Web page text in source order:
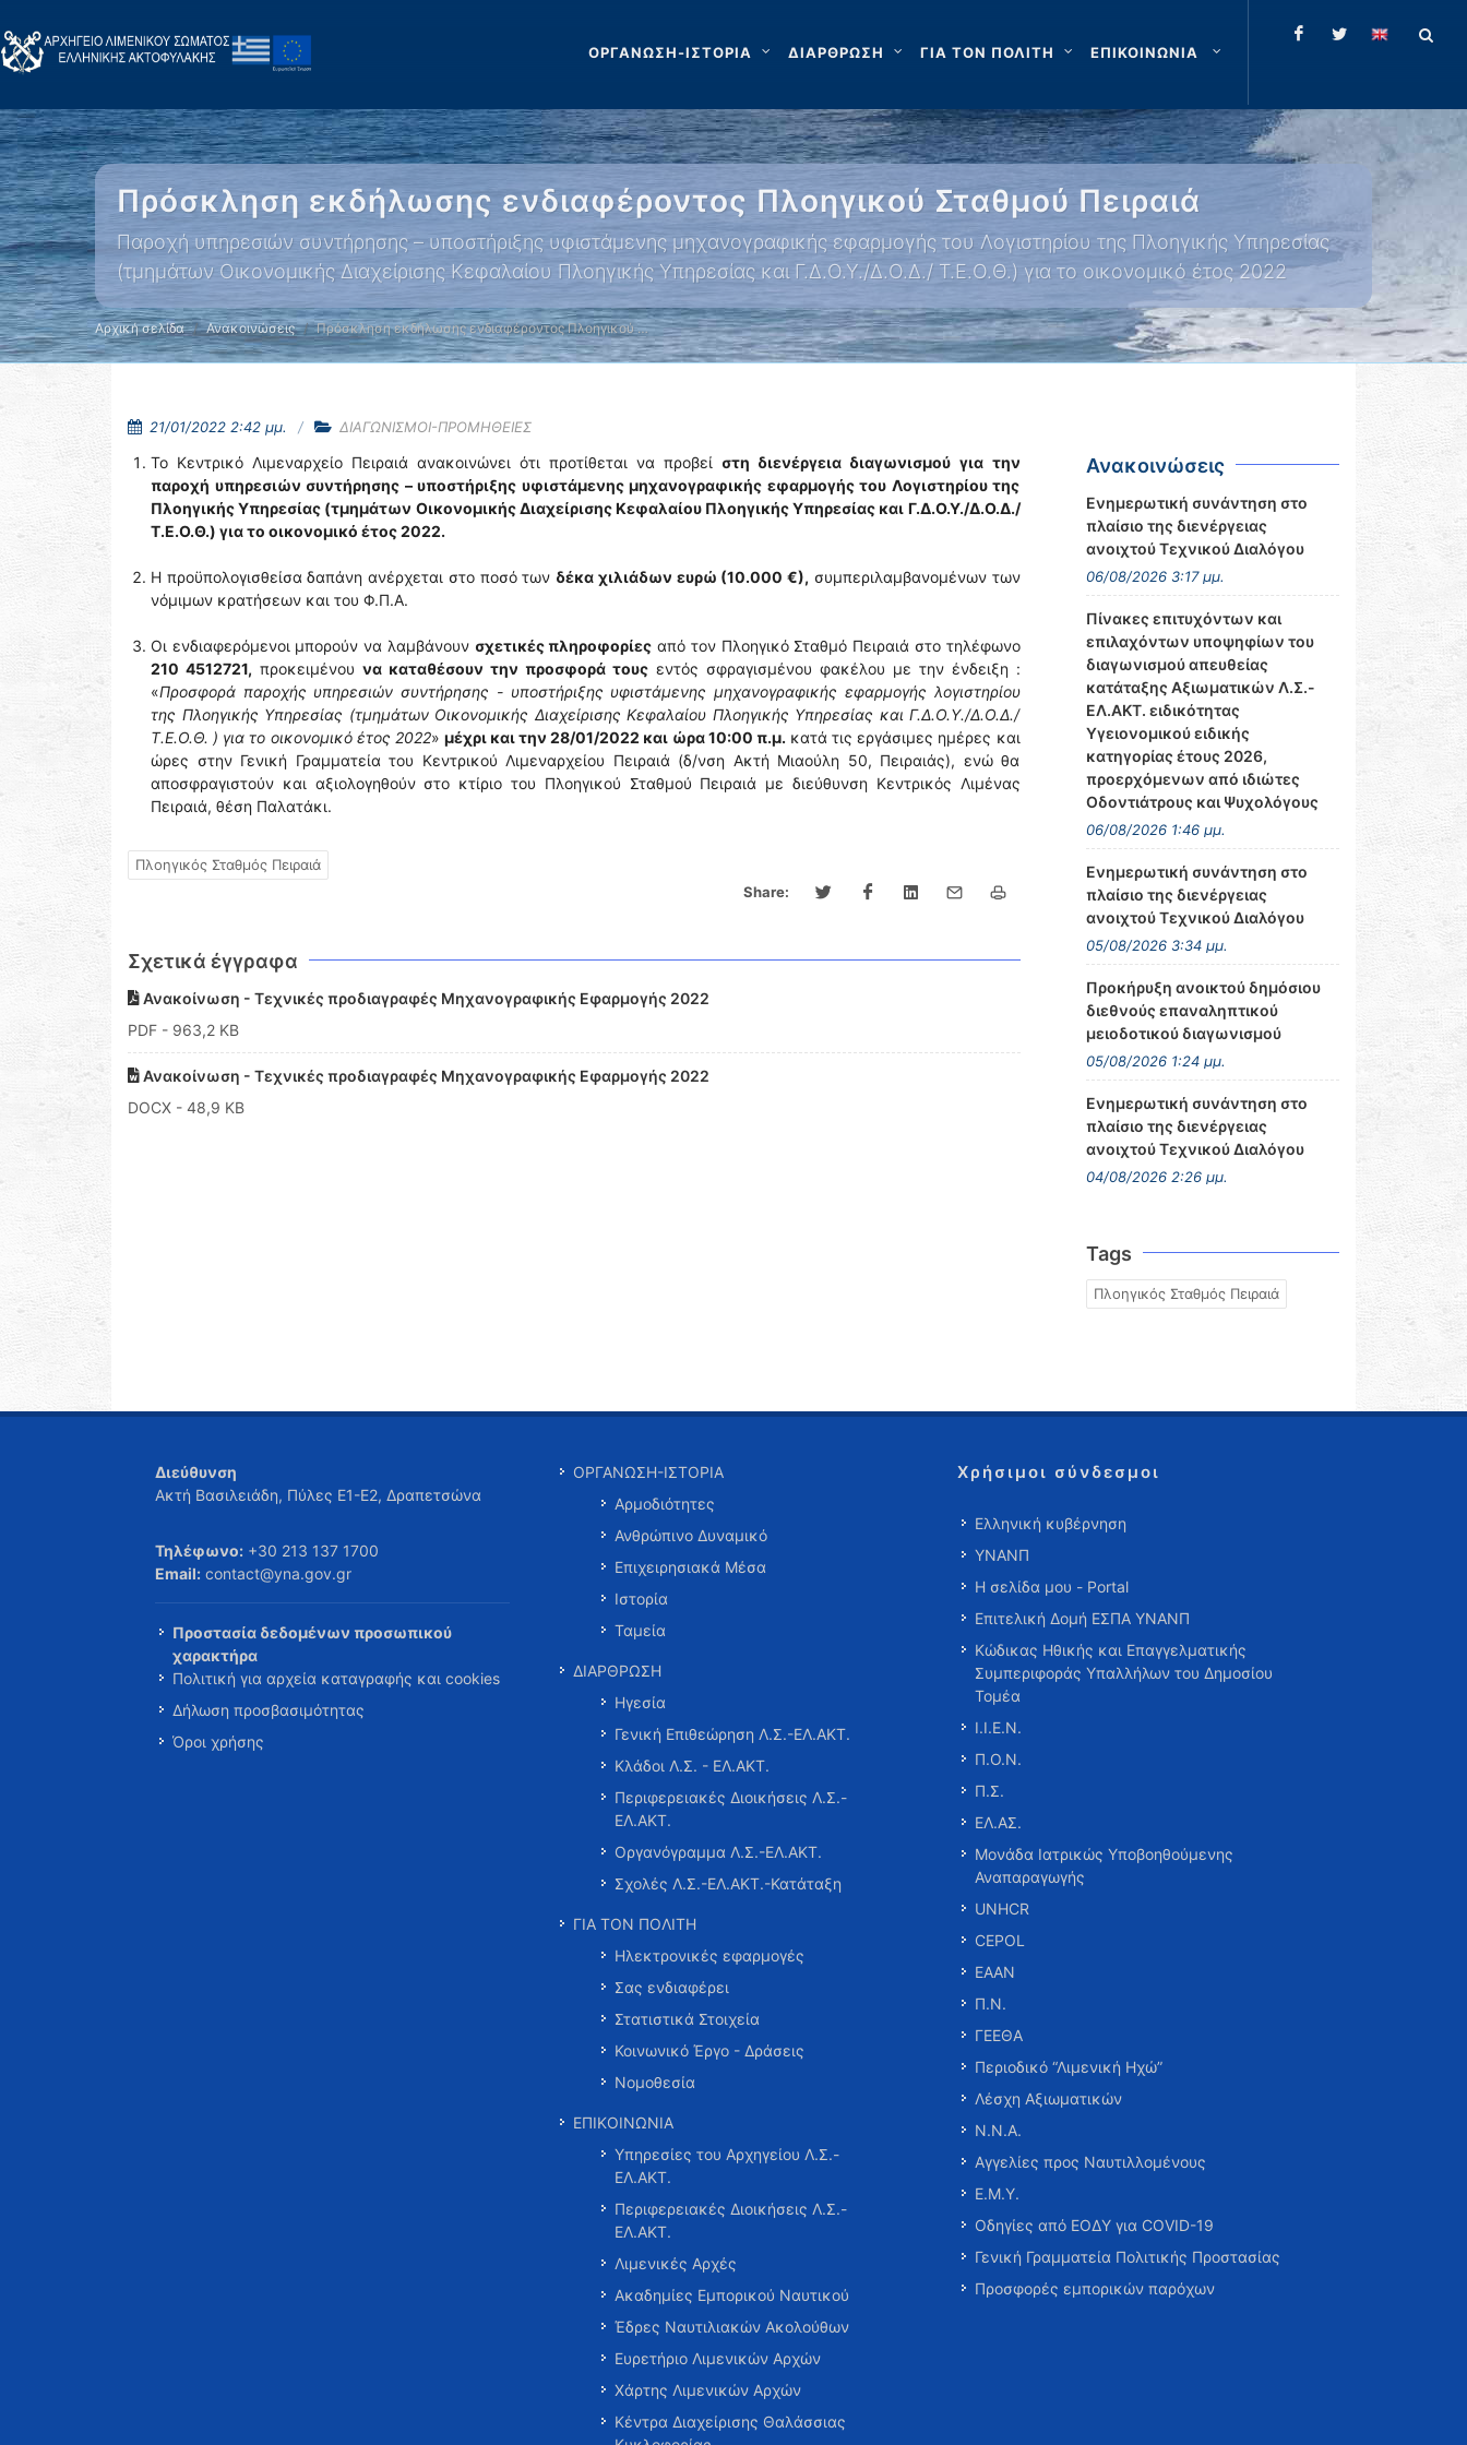
ΟΡΓΑΝΩΣΗ-ΙΣΤΟΡΙΑ ΔΙΑΡΘΡΩΣΗ ΓΙΑ ΤΟΝ ΠΟΛΙΤΗ ΕΠΙΚΟΙΝΩΝΙΑ
Πρόσκληση εκδήλωσης ενδιαφέροντος Πλοηγικού Σταθμού Πειραιά
Παροχή υπηρεσιών συντήρησης – υποστήριξης υφιστάμενης μηχανογραφικής εφαρμογής του Λογιστηρίου της Πλοηγικής Υπηρεσίας
(τμημάτων Οικονομικής Διαχείρισης Κεφαλαίου Πλοηγικής Υπηρεσίας και Γ.Δ.Ο.Υ./Δ.Ο.Δ./ Τ.Ε.Ο.Θ.) για το οικονομικό έτος 2022
Αρχική σελίδα Ανακοινώσεις Πρόσκληση εκδήλωσης ενδιαφέροντος Πλοηγικού …
21/01/2022 2:42 μμ. ΔΙΑΓΩΝΙΣΜΟΙ-ΠΡΟΜΗΘΕΙΕΣ
Το Κεντρικό Λιμεναρχείο Πειραιά ανακοινώνει ότι προτίθεται να προβεί στη διενέργεια διαγωνισμού για την
παροχή υπηρεσιών συντήρησης – υποστήριξης υφιστάμενης μηχανογραφικής εφαρμογής του Λογιστηρίου της
Πλοηγικής Υπηρεσίας (τμημάτων Οικονομικής Διαχείρισης Κεφαλαίου Πλοηγικής Υπηρεσίας και Γ.Δ.Ο.Υ./Δ.Ο.Δ./
Τ.Ε.Ο.Θ.) για το οικονομικό έτος 2022.
Η προϋπολογισθείσα δαπάνη ανέρχεται στο ποσό των δέκα χιλιάδων ευρώ (10.000 €), συμπεριλαμβανομένων των
νόμιμων κρατήσεων και του Φ.Π.Α.
Οι ενδιαφερόμενοι μπορούν να λαμβάνουν σχετικές πληροφορίες από τον Πλοηγικό Σταθμό Πειραιά στο τηλέφωνο
210 4512721, προκειμένου να καταθέσουν την προσφορά τουςεντός σφραγισμένου φακέλου με την ένδειξη :
«Προσφορά παροχής υπηρεσιών συντήρησης - υποστήριξης υφιστάμενης μηχανογραφικής εφαρμογής λογιστηρίου
της Πλοηγικής Υπηρεσίας (τμημάτων Οικονομικής Διαχείρισης Κεφαλαίου Πλοηγικής Υπηρεσίας και Γ.Δ.Ο.Υ./Δ.Ο.Δ./
Τ.Ε.Ο.Θ. ) για το οικονομικό έτος 2022» μέχρι και την 28/01/2022 και ώρα 10:00 π.μ. κατά τις εργάσιμες ημέρες και
ώρες στην Γενική Γραμματεία του Κεντρικού Λιμεναρχείου Πειραιά (δ/νση Ακτή Μιαούλη 50, Πειραιάς), ενώ θα
αποσφραγιστούν και αξιολογηθούν στο κτίριο του Πλοηγικού Σταθμού Πειραιά με διεύθυνση Κεντρικός Λιμένας
Πειραιά, θέση Παλατάκι.
Πλοηγικός Σταθμός Πειραιά
Share:
Σχετικά έγγραφα
Ανακοίνωση - Τεχνικές προδιαγραφές Μηχανογραφικής Εφαρμογής 2022
PDF - 963,2 KB
Ανακοίνωση - Τεχνικές προδιαγραφές Μηχανογραφικής Εφαρμογής 2022
DOCX - 48,9 KB
Ανακοινώσεις
Ενημερωτική συνάντηση στο
πλαίσιο της διενέργειας
ανοιχτού Τεχνικού Διαλόγου
06/08/2026 3:17 μμ.
Πίνακες επιτυχόντων και
επιλαχόντων υποψηφίων του
διαγωνισμού απευθείας
κατάταξης Αξιωματικών Λ.Σ.-
ΕΛ.ΑΚΤ. ειδικότητας
Υγειονομικού ειδικής
κατηγορίας έτους 2026,
προερχόμενων από ιδιώτες
Οδοντιάτρους και Ψυχολόγους
06/08/2026 1:46 μμ.
Ενημερωτική συνάντηση στο
πλαίσιο της διενέργειας
ανοιχτού Τεχνικού Διαλόγου
05/08/2026 3:34 μμ.
Προκήρυξη ανοικτού δημόσιου
διεθνούς επαναληπτικού
μειοδοτικού διαγωνισμού
05/08/2026 1:24 μμ.
Ενημερωτική συνάντηση στο
πλαίσιο της διενέργειας
ανοιχτού Τεχνικού Διαλόγου
04/08/2026 2:26 μμ.
Tags
Πλοηγικός Σταθμός Πειραιά
Διεύθυνση
Ακτή Βασιλειάδη, Πύλες Ε1-Ε2, Δραπετσώνα
Τηλέφωνο: +30 213 137 1700
Email: contact@yna.gov.gr
Προστασία δεδομένων προσωπικού
χαρακτήρα
Πολιτική για αρχεία καταγραφής και cookies
Δήλωση προσβασιμότητας
Όροι χρήσης
ΟΡΓΑΝΩΣΗ-ΙΣΤΟΡΙΑ
Αρμοδιότητες
Ανθρώπινο Δυναμικό
Επιχειρησιακά Μέσα
Ιστορία
Ταμεία
ΔΙΑΡΘΡΩΣΗ
Ηγεσία
Γενική Επιθεώρηση Λ.Σ.-ΕΛ.ΑΚΤ.
Κλάδοι Λ.Σ. - ΕΛ.ΑΚΤ.
Περιφερειακές Διοικήσεις Λ.Σ.-
ΕΛ.ΑΚΤ.
Οργανόγραμμα Λ.Σ.-ΕΛ.ΑΚΤ.
Σχολές Λ.Σ.-ΕΛ.ΑΚΤ.-Κατάταξη
ΓΙΑ ΤΟΝ ΠΟΛΙΤΗ
Ηλεκτρονικές εφαρμογές
Σας ενδιαφέρει
Στατιστικά Στοιχεία
Κοινωνικό Έργο - Δράσεις
Νομοθεσία
ΕΠΙΚΟΙΝΩΝΙΑ
Υπηρεσίες του Αρχηγείου Λ.Σ.-
ΕΛ.ΑΚΤ.
Περιφερειακές Διοικήσεις Λ.Σ.-
ΕΛ.ΑΚΤ.
Λιμενικές Αρχές
Ακαδημίες Εμπορικού Ναυτικού
Έδρες Ναυτιλιακών Ακολούθων
Ευρετήριο Λιμενικών Αρχών
Χάρτης Λιμενικών Αρχών
Κέντρα Διαχείρισης Θαλάσσιας
Χρήσιμοι σύνδεσμοι
Ελληνική κυβέρνηση
ΥΝΑΝΠ
Η σελίδα μου - Portal
Επιτελική Δομή ΕΣΠΑ ΥΝΑΝΠ
Κώδικας Ηθικής και Επαγγελματικής
Συμπεριφοράς Υπαλλήλων του Δημοσίου
Τομέα
Ι.Ι.Ε.Ν.
Π.Ο.Ν.
Π.Σ.
ΕΛ.ΑΣ.
Μονάδα Ιατρικώς Υποβοηθούμενης
Αναπαραγωγής
UNHCR
CEPOL
ΕΑΑΝ
Π.Ν.
ΓΕΕΘΑ
Περιοδικό “Λιμενική Ηχώ”
Λέσχη Αξιωματικών
Ν.Ν.Α.
Αγγελίες προς Ναυτιλλομένους
Ε.Μ.Υ.
Οδηγίες από ΕΟΔΥ για COVID-19
Γενική Γραμματεία Πολιτικής Προστασίας
Προσφορές εμπορικών παρόχων